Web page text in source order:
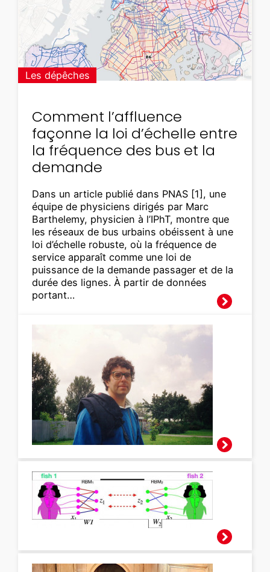
Les dépêches
Comment l’affluence
façonne la loi d’échelle entre
la fréquence des bus et la
demande
Dans un article publié dans PNAS [1], une
équipe de physiciens dirigés par Marc
Barthelemy, physicien à l’IPhT, montre que
les réseaux de bus urbains obéissent à une
loi d’échelle robuste, où la fréquence de
service apparaît comme une loi de
puissance de la demande passager et de la
durée des lignes. À partir de données
portant…
Disparition de
Traduire l’activité
cérébrale
spontanée d’un
poisson-zèbre à
l’autre